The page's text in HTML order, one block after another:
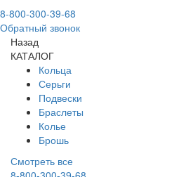
8-800-300-39-68
Обратный звонок
Назад
КАТАЛОГ
Кольца
Серьги
Подвески
Браслеты
Колье
Брошь
Смотреть все